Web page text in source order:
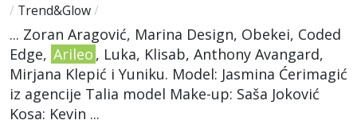
/ Trend&Glow/
... Zoran Aragović, Marina Design, Obekei, Coded
Edge, Arileo , Luka, Klisab, Anthony Avangard,
Mirjana Klepić i Yuniku. Model: Jasmina Ćerimagić
iz agencije Talia model Make-up: Saša Joković
Kosa: Kevin ...